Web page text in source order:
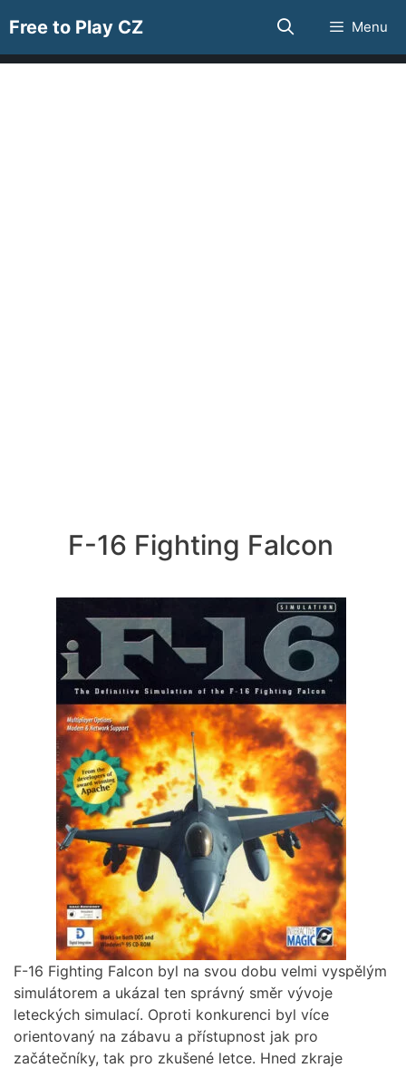
na
obsah
Free to Play CZ Menu
F-16 Fighting Falcon
F-16 Fighting Falcon byl na svou dobu velmi vyspělým
simulátorem a ukázal ten správný směr vývoje
leteckých simulací. Oproti konkurenci byl více
orientovaný na zábavu a přístupnost jak pro
začátečníky, tak pro zkušené letce. Hned zkraje